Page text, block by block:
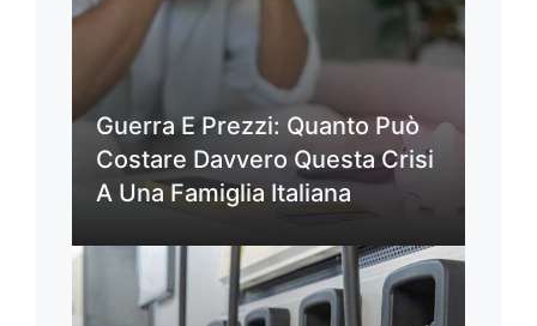
Guerra E Prezzi: Quanto Può
Costare Davvero Questa Crisi
A Una Famiglia Italiana